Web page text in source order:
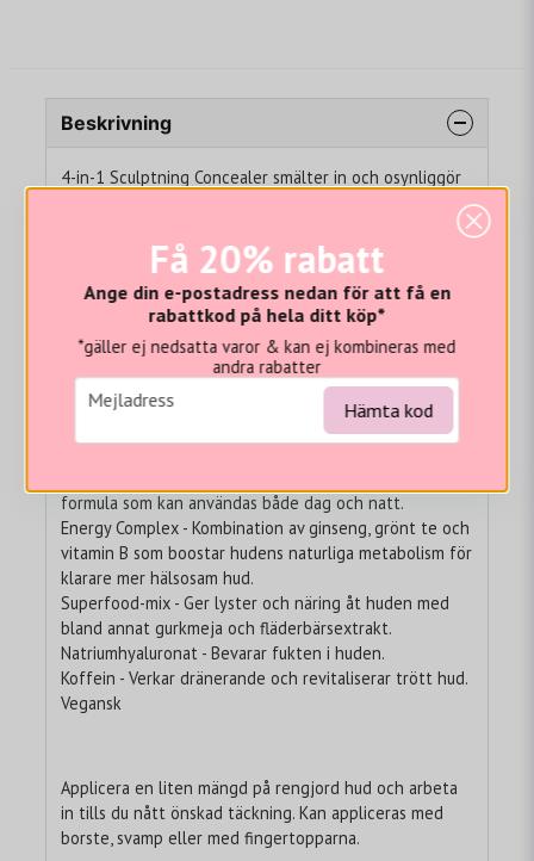
Beskrivning
4-in-1 Sculptning Concealer smälter in och osynliggör
dina prickar, rodnader eller mörka ringar under ögonen.
Medium till full täckning och många olika nyanser gör
att det här är en produkt som passar alla. Enkel att
applicera med applikatorn.
Fyra fördelar i en och samma produkt!
Täcker, korrigerar, ljusar upp och innehåller superfoods.
Dessutom! Här har du en concealer som är berikad med
antioxidantrika ”superfood”-ingredienser, vilka ger
huden näring. och veganvänlig.
formula som kan användas både dag och natt.
Energy Complex - Kombination av ginseng, grönt te och
vitamin B som boostar hudens naturliga metabolism för
klarare mer hälsosam hud.
Superfood-mix - Ger lyster och näring åt huden med
bland annat gurkmeja och fläderbärsextrakt.
Natriumhyaluronat - Bevarar fukten i huden.
Koffein - Verkar dränerande och revitaliserar trött hud.
Vegansk
Applicera en liten mängd på rengjord hud och arbeta
in tills du nått önskad täckning. Kan appliceras med
borste, svamp eller med fingertopparna.
Få 20% rabatt
Ange din e-postadress nedan för att få en
rabattkod på hela ditt köp*
*gäller ej nedsatta varor & kan ej kombineras med
andra rabatter
email
Mejladress Hämta kod